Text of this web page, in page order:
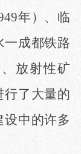
年）、临
一成都铁路
放射性矿
行了大量的
中的许多